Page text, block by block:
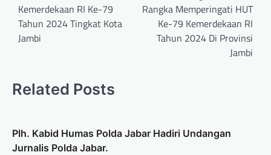
Kemerdekaan RI Ke-79
Tahun 2024 Tingkat Kota
Jambi
Rangka Memperingati HUT
Ke-79 Kemerdekaan RI
Tahun 2024 Di Provinsi
Jambi
Related Posts
Plh. Kabid Humas Polda Jabar Hadiri Undangan
Jurnalis Polda Jabar.